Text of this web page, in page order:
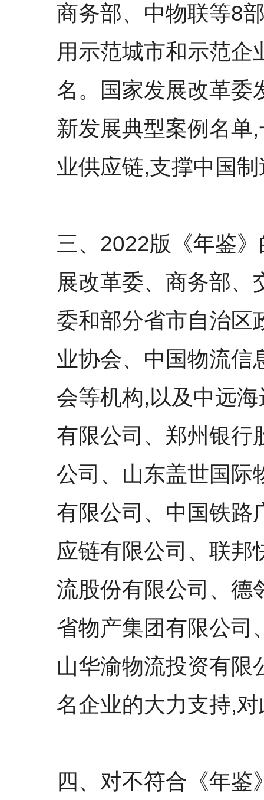
商务部、中物联等8
用示范城市和示范企
名。国家发展改革委
新发展典型案例名单
业供应链,支撑中国
三、2022版《年鉴
展改革委、商务部、
委和部分省市自治区
业协会、中国物流信
会等机构,以及中远
有限公司、郑州银行
公司、山东盖世国际
有限公司、中国铁路
应链有限公司、联邦
流股份有限公司、德
省物产集团有限公司
山华渝物流投资有限
名企业的大力支持,
四、对不符合《年